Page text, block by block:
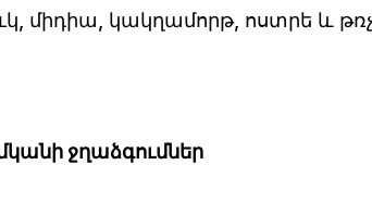
միդիա, կակղամորթ, ոստրե և
ջղաձգումներ